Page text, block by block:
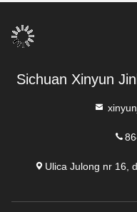
Sichuan Xinyun
Ulica Julong nr 16,